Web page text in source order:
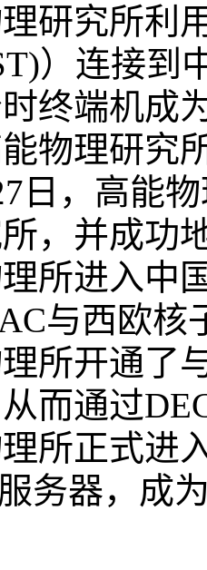
研究所利
）连接到
终端机成
物理研究
日，高能
，并成功
所进入中
与西欧
所开通了
而通过
所正式进
务器，成